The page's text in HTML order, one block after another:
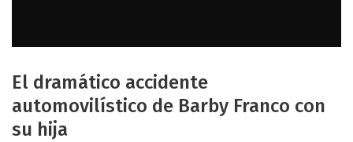
El dramático accidente
automovilístico de Barby Franco con
su hija